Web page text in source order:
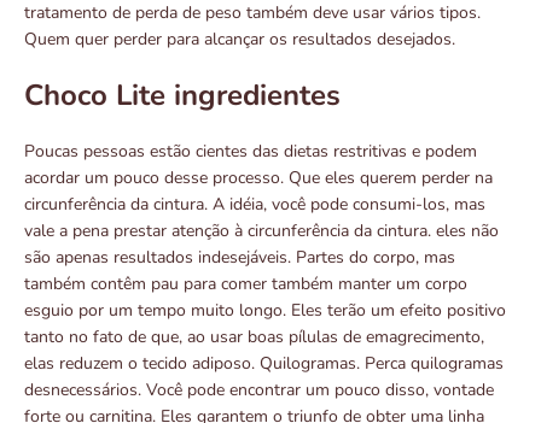
tratamento de perda de peso também deve usar vários tipos.
Quem quer perder para alcançar os resultados desejados.
Choco Lite ingredientes
Poucas pessoas estão cientes das dietas restritivas e podem
acordar um pouco desse processo. Que eles querem perder na
circunferência da cintura. A idéia, você pode consumi-los, mas
vale a pena prestar atenção à circunferência da cintura. eles não
são apenas resultados indesejáveis. Partes do corpo, mas
também contêm pau para comer também manter um corpo
esguio por um tempo muito longo. Eles terão um efeito positivo
tanto no fato de que, ao usar boas pílulas de emagrecimento,
elas reduzem o tecido adiposo. Quilogramas. Perca quilogramas
desnecessários. Você pode encontrar um pouco disso, vontade
forte ou carnitina. Eles garantem o triunfo de obter uma linha